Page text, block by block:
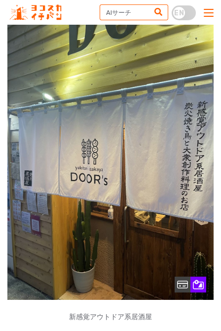
新感覚アウトドア系居酒屋